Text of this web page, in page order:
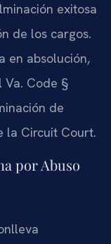
exitosa
de los cargos.
en absolución,
Va. Code §
de
la Circuit Court.
por Abuso